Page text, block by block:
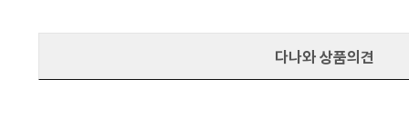
다나와 상품의견